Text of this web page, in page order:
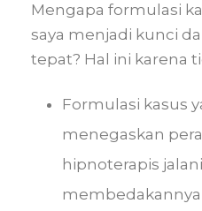
Mengapa formulasi
saya menjadi kunci
tepat? Hal ini karena
Formulasi kasus
menegaskan
hipnoterapis